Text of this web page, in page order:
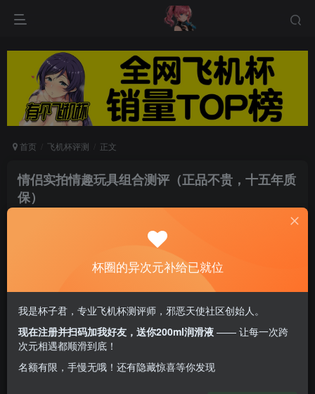
首页 飞机杯评测 正文
情侣实拍情趣玩具组合测评（正品不贵，十五年质
保）
两性亲密是情侣生活中不可或缺的一环，就好比在
打游戏，不可能一路过关斩将，总是会遇到“大
BOSS”卡关的时候，身为男人当然不能轻言放弃！
小编要教你如何运用“情趣用品”装备，获得加持！
杯圈的异次元补给已就位
我是杯子君，专业飞机杯测评师，邪恶天使社区创始人。
现在注册并扫码加我好友，送你200ml润滑液 —— 让每一次跨
次元相遇都顺滑到底！
名额有限，手慢无哦！还有隐藏惊喜等你发现